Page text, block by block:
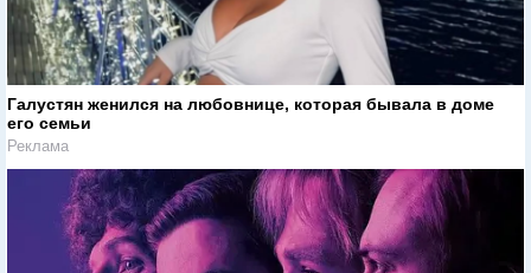
Галустян женился на любовнице, которая бывала в доме
его семьи
Реклама